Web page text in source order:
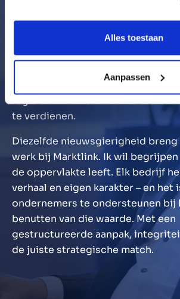
Alles toestaan
Aanpassen
Of het nu gaat om reizen, wijn of
laat mij leiden door
waardering. Ik wil de wereld
mogelijk van beleven en genieten
kennen van bijzondere wijnen uit
te verdienen.
Diezelfde nieuwsgierigheid breng
werk bij Marktlink. Ik wil
de oppervlakte leeft. Elk bedrijf
verhaal en eigen karakter – en het
ondernemers te ondersteunen bij
benutten van die waarde. Met een
gestructureerde aanpak,
de juiste strategische match.